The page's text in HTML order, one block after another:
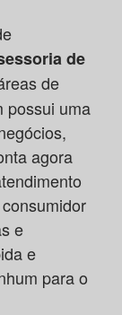
de
de
possui uma
agora
e
e
para o